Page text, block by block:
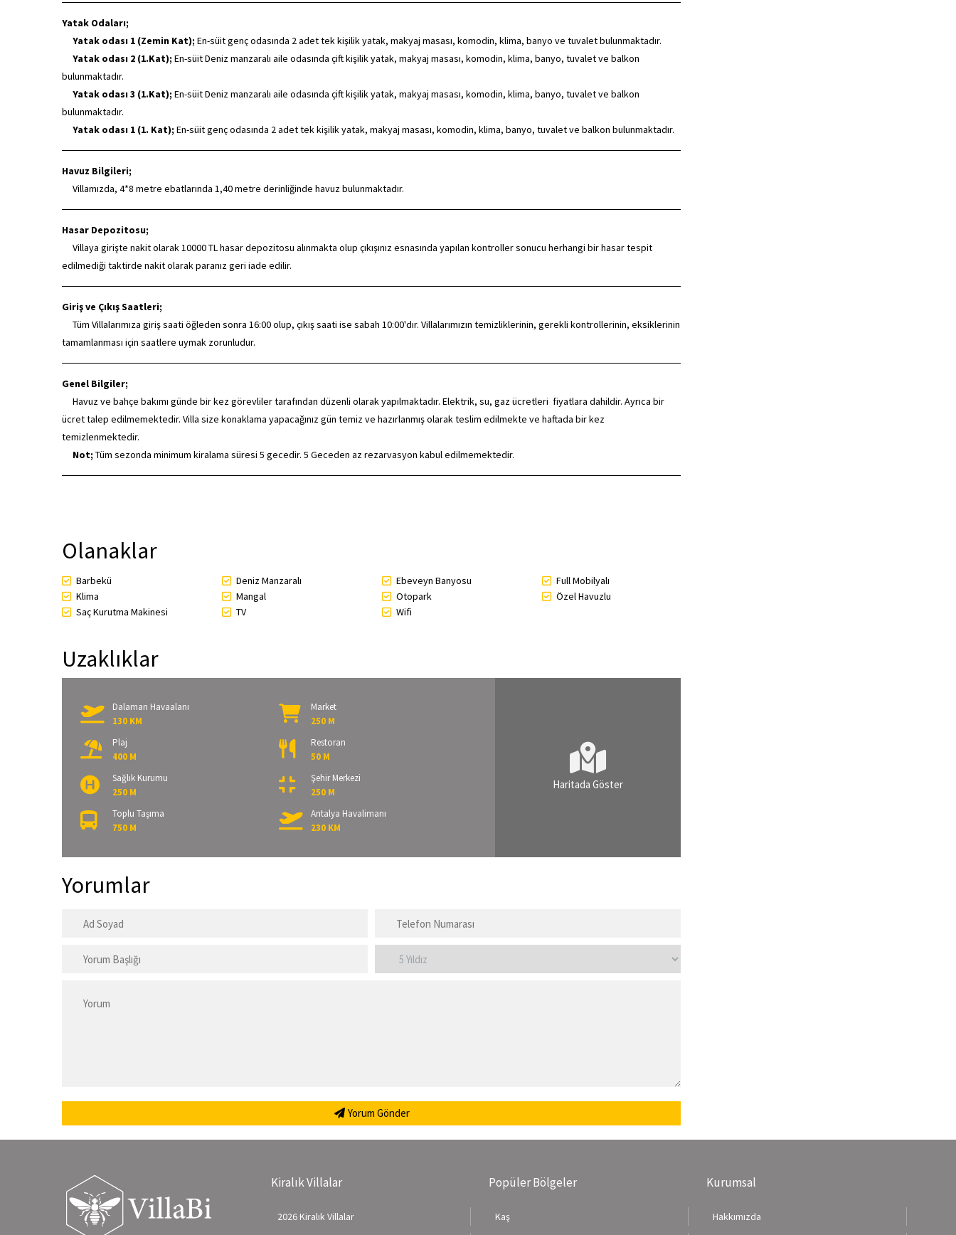
Yatak Odaları;
Yatak odası 1 (Zemin Kat); En-süit genç odasında 2 adet tek kişilik yatak, makyaj masası, komodin, klima, banyo ve tuvalet bulunmaktadır.
Yatak odası 2 (1.Kat); En-süit Deniz manzaralı aile odasında çift kişilik yatak, makyaj masası, komodin, klima, banyo, tuvalet ve balkon
bulunmaktadır.
Yatak odası 3 (1.Kat); En-süit Deniz manzaralı aile odasında çift kişilik yatak, makyaj masası, komodin, klima, banyo, tuvalet ve balkon
bulunmaktadır.
Yatak odası 1 (1. Kat); En-süit genç odasında 2 adet tek kişilik yatak, makyaj masası, komodin, klima, banyo, tuvalet ve balkon bulunmaktadır.
Havuz Bilgileri;
Villamızda, 4*8 metre ebatlarında 1,40 metre derinliğinde havuz bulunmaktadır.
Hasar Depozitosu;
Villaya girişte nakit olarak 10000 TL hasar depozitosu alınmakta olup çıkışınız esnasında yapılan kontroller sonucu herhangi bir hasar tespit
edilmediği taktirde nakit olarak paranız geri iade edilir.
Giriş ve Çıkış Saatleri;
Tüm Villalarımıza giriş saati öğleden sonra 16:00 olup, çıkış saati ise sabah 10:00'dır. Villalarımızın temizliklerinin, gerekli kontrollerinin, eksiklerinin
tamamlanması için saatlere uymak zorunludur.
Genel Bilgiler;
Havuz ve bahçe bakımı günde bir kez görevliler tarafından düzenli olarak yapılmaktadır. Elektrik, su, gaz ücretleri fiyatlara dahildir. Ayrıca bir
ücret talep edilmemektedir. Villa size konaklama yapacağınız gün temiz ve hazırlanmış olarak teslim edilmekte ve haftada bir kez
temizlenmektedir.
Not; Tüm sezonda minimum kiralama süresi 5 gecedir. 5 Geceden az rezarvasyon kabul edilmemektedir.
Olanaklar
Barbekü Deniz Manzaralı Ebeveyn Banyosu
Full Mobilyalı
Klima
Mangal Otopark
Özel Havuzlu
Saç Kurutma Makinesi
TV Wifi
Uzaklıklar
Dalaman Havaalanı
130 KM
Market
250 M
Plaj
400 M
Restoran
50 M
Sağlık Kurumu
250 M
Şehir Merkezi
250 M
Toplu Taşıma
750 M
Antalya Havalimanı
230 KM
Haritada Göster
Yorumlar
Yorum Gönder
Kiralık Villalar
2026 Kiralık Villalar
Popüler Bölgeler
Kaş
Kurumsal
Hakkımızda